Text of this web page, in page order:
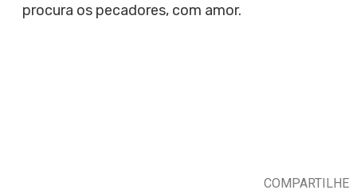
procura os pecadores, com amor.
COMPARTILHE